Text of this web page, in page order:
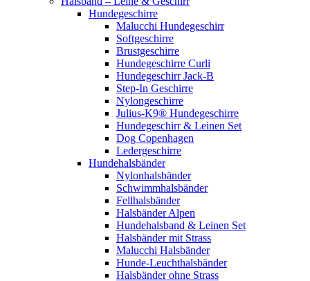
Hundegeschirre
Malucchi Hundegeschirr
Softgeschirre
Brustgeschirre
Hundegeschirre Curli
Hundegeschirr Jack-B
Step-In Geschirre
Nylongeschirre
Julius-K9® Hundegeschirre
Hundegeschirr & Leinen Set
Dog Copenhagen
Ledergeschirre
Hundehalsbänder
Nylonhalsbänder
Schwimmhalsbänder
Fellhalsbänder
Halsbänder Alpen
Hundehalsband & Leinen Set
Halsbänder mit Strass
Malucchi Halsbänder
Hunde-Leuchthalsbänder
Halsbänder ohne Strass